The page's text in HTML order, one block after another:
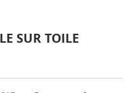
SUR TOILE